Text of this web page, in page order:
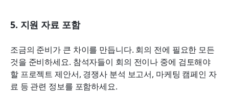
5. 지원 자료 포함
조금의 준비가 큰 차이를 만듭니다. 회의 전에 필요한 모든
것을 준비하세요. 참석자들이 회의 전이나 중에 검토해야
할 프로젝트 제안서, 경쟁사 분석 보고서, 마케팅 캠페인 자
료 등 관련 정보를 포함하세요.